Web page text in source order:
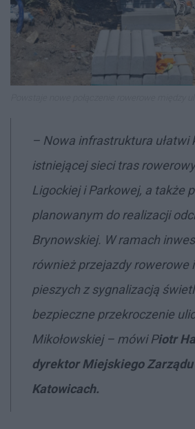
– Nowa infrastruktura ułatwi
istniejącej sieci tras
Ligockiej i Parkowej, a także
planowanym do realizacji
Brynowskiej. W ramach
również przejazdy rowerowe
pieszych z sygnalizacją
bezpieczne przekroczenie
Mikołowskiej– mówi Piotr
dyrektor Miejskiego
Katowicach.